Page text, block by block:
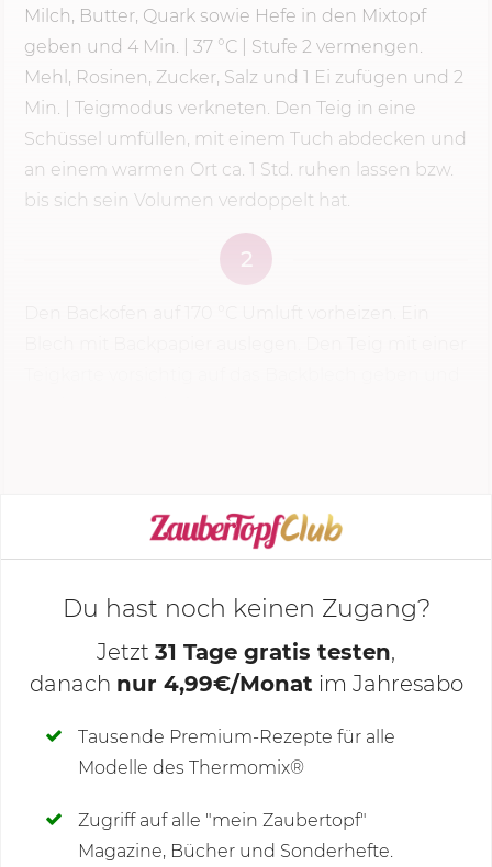
Milch, Butter, Quark sowie Hefe in den Mixtopf
geben und 4 Min. | 37 °C | Stufe 2 vermengen.
Mehl, Rosinen, Zucker, Salz und 1 Ei zufügen und 2
Min. | Teigmodus verkneten. Den Teig in eine
Schüssel umfüllen, mit einem Tuch abdecken und
an einem warmen Ort ca. 1 Std. ruhen lassen bzw.
bis sich sein Volumen verdoppelt hat.
2
KOCHMODUS STARTEN
Deine Notizen
Du hast noch keinen Zugang?
Jetzt 31 Tage gratis testen,
danach nur 4,99€/Monat im Jahresabo
Tausende Premium-Rezepte für alle
Modelle des Thermomix®
Zugriff auf alle "mein Zaubertopf"
Magazine, Bücher und Sonderhefte.